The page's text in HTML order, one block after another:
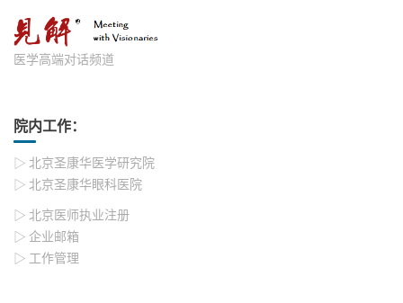
医学高端对话频道
院内工作：
▷ 北京圣康华医学研究院
▷ 北京圣康华眼科医院
▷ 北京医师执业注册
▷ 企业邮箱
▷ 工作管理